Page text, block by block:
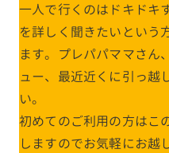
一人で行くのはドキドキ
を詳しく聞きたいという
ます。プレパパママさん
ュー、最近近くに引っ越
い。
初めてのご利用の方はこ
しますのでお気軽にお越